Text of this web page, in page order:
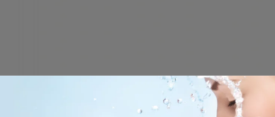
Haarverzorging Lichaamsverzorging Huidverzorging Mannen